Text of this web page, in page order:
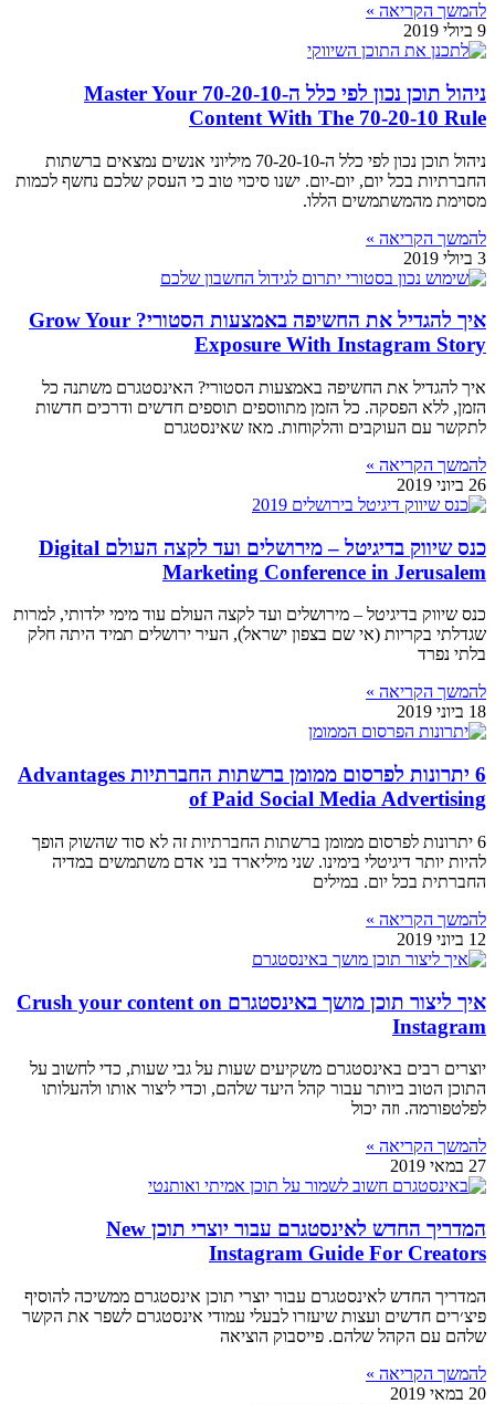
להמשך הקריאה »
9 ביולי 2019
ניהול תוכן נכון לפי כלל ה-70-20-10 Master Your
Content With The 70-20-10 Rule
ניהול תוכן נכון לפי כלל ה-70-20-10 מיליוני אנשים נמצאים ברשתות
החברתיות בכל יום, יום-יום. ישנו סיכוי טוב כי העסק שלכם נחשף לכמות
מסוימת מהמשתמשים הללו.
להמשך הקריאה »
3 ביולי 2019
איך להגדיל את החשיפה באמצעות הסטורי? Grow Your
Exposure With Instagram Story
איך להגדיל את החשיפה באמצעות הסטורי? האינסטגרם משתנה כל
הזמן, ללא הפסקה. כל הזמן מתווספים תוספים חדשים ודרכים חדשות
לתקשר עם העוקבים והלקוחות. מאז שאינסטגרם
להמשך הקריאה »
26 ביוני 2019
כנס שיווק בדיגיטל – מירושלים ועד לקצה העולם Digital
Marketing Conference in Jerusalem
כנס שיווק בדיגיטל – מירושלים ועד לקצה העולם עוד מימי ילדותי, למרות
שגדלתי בקריות (אי שם בצפון ישראל), העיר ירושלים תמיד היתה חלק
בלתי נפרד
להמשך הקריאה »
18 ביוני 2019
6 יתרונות לפרסום ממומן ברשתות החברתיות Advantages
of Paid Social Media Advertising
6 יתרונות לפרסום ממומן ברשתות החברתיות זה לא סוד שהשוק הופך
להיות יותר דיגיטלי בימינו. שני מיליארד בני אדם משתמשים במדיה
החברתית בכל יום. במילים
להמשך הקריאה »
12 ביוני 2019
איך ליצור תוכן מושך באינסטגרם Crush your content on
Instagram
יוצרים רבים באינסטגרם משקיעים שעות על גבי שעות, כדי לחשוב על
התוכן הטוב ביותר עבור קהל היעד שלהם, וכדי ליצור אותו ולהעלותו
לפלטפורמה. וזה יכול
להמשך הקריאה »
27 במאי 2019
המדריך החדש לאינסטגרם עבור יוצרי תוכן New
Instagram Guide For Creators
המדריך החדש לאינסטגרם עבור יוצרי תוכן אינסטגרם ממשיכה להוסיף
פיצ׳רים חדשים ועצות שיעזרו לבעלי עמודי אינסטגרם לשפר את הקשר
שלהם עם הקהל שלהם. פייסבוק הוציאה
להמשך הקריאה »
20 במאי 2019